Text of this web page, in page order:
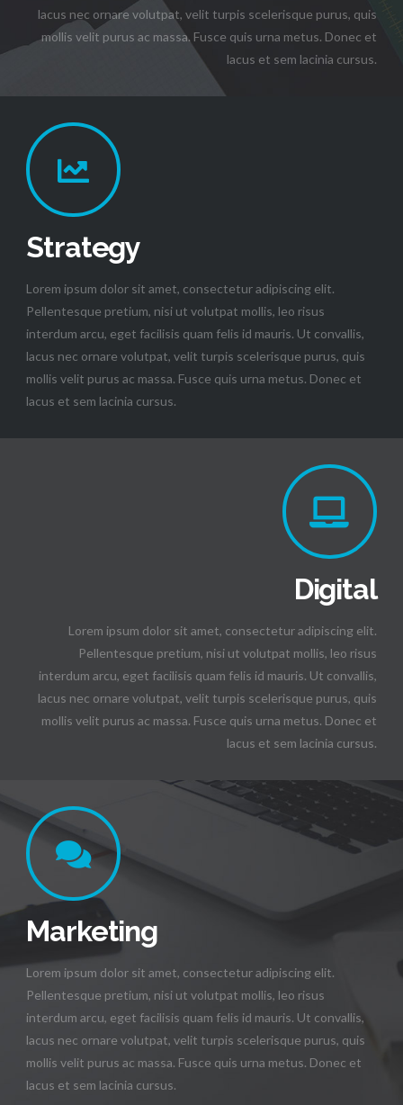
lacus nec ornare volutpat, velit turpis scelerisque purus, quis
mollis velit purus ac massa. Fusce quis urna metus. Donec et
lacus et sem lacinia cursus.
Strategy
Lorem ipsum dolor sit amet, consectetur adipiscing elit.
Pellentesque pretium, nisi ut volutpat mollis, leo risus
interdum arcu, eget facilisis quam felis id mauris. Ut convallis,
lacus nec ornare volutpat, velit turpis scelerisque purus, quis
mollis velit purus ac massa. Fusce quis urna metus. Donec et
lacus et sem lacinia cursus.
Digital
Lorem ipsum dolor sit amet, consectetur adipiscing elit.
Pellentesque pretium, nisi ut volutpat mollis, leo risus
interdum arcu, eget facilisis quam felis id mauris. Ut convallis,
lacus nec ornare volutpat, velit turpis scelerisque purus, quis
mollis velit purus ac massa. Fusce quis urna metus. Donec et
lacus et sem lacinia cursus.
Marketing
Lorem ipsum dolor sit amet, consectetur adipiscing elit.
Pellentesque pretium, nisi ut volutpat mollis, leo risus
interdum arcu, eget facilisis quam felis id mauris. Ut convallis,
lacus nec ornare volutpat, velit turpis scelerisque purus, quis
mollis velit purus ac massa. Fusce quis urna metus. Donec et
lacus et sem lacinia cursus.